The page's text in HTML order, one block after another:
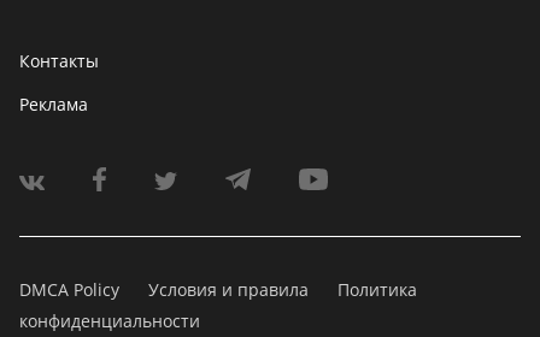
Контакты
Реклама
DMCA Policy Условия и правила
Политика
конфиденциальности